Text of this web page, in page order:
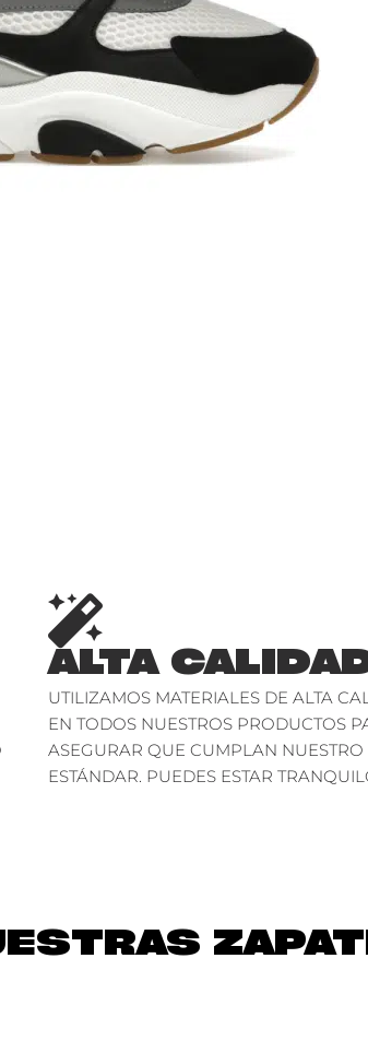
ALTA
UTILIZAMOS MATERIALES DE ALTA
EN TODOS NUESTROS PRODUCTOS
ASEGURAR QUE CUMPLAN NUESTRO
ESTÁNDAR. PUEDES ESTAR